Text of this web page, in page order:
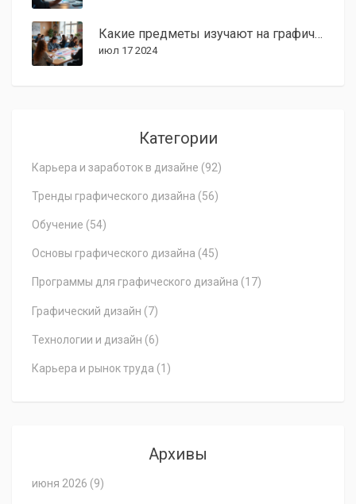
Какие предметы изучают на графический дизайн в 2024
июл 17 2024
Категории
Карьера и заработок в дизайне (92)
Тренды графического дизайна (56)
Обучение (54)
Основы графического дизайна (45)
Программы для графического дизайна (17)
Графический дизайн (7)
Технологии и дизайн (6)
Карьера и рынок труда (1)
Архивы
июня 2026 (9)